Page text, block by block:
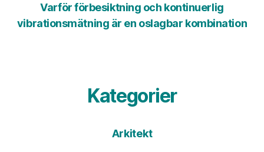
Varför förbesiktning och kontinuerlig
vibrationsmätning är en oslagbar kombination
Kategorier
Arkitekt